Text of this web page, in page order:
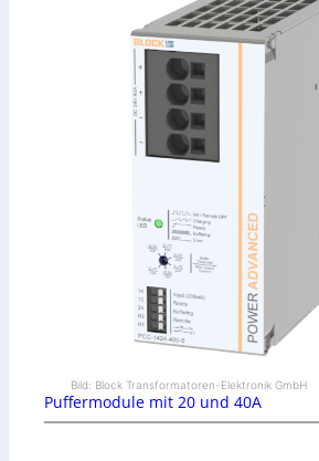
Bild: Block Transformatoren-Elektronik GmbH
Puffermodule mit 20 und 40A